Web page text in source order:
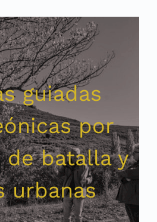
guiadas
por
de batalla y
urbanas